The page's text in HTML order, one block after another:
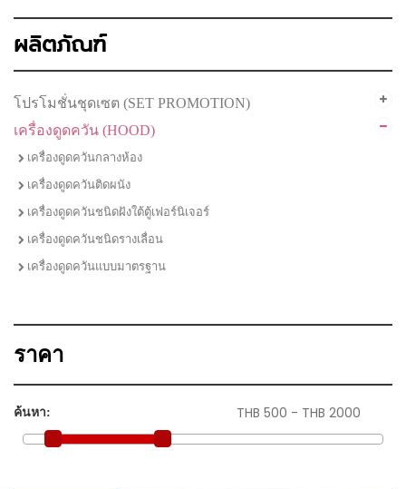
ผลิตภัณฑ์
โปรโมชั่นชุดเซต (SET PROMOTION)
ไมโครเวฟ
ชุดเซตเตาแก๊สพร้อมเครื่องดูดควัน
ชุดเซตเตาไฟฟ้าพร้อมเครื่องดูดควัน
ชุดเซตเตาแก๊ส เครื่่องดูดควัน และซิงค์ล้างจาน
ชุดเซตซิงค์ล้างจานพร้อมก๊อกน้ำ
เครื่องดูดควัน (HOOD)
เครื่องดูดควันกลางห้อง
เครื่องดูดควันติดผนัง
เครื่องดูดควันชนิดฝังใต้ตู้เฟอร์นิเจอร์
เครื่องดูดควันชนิดรางเลื่อน
เครื่องดูดควันแบบมาตรฐาน
ราคา
ค้นหา: